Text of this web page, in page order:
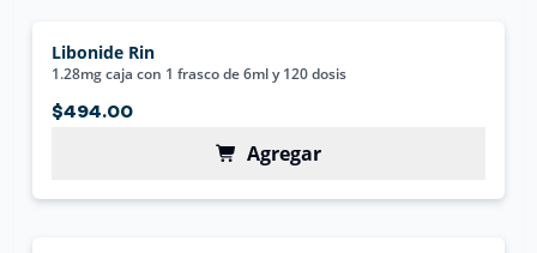
Libonide Rin
1.28mg caja con 1 frasco de 6ml y 120 dosis
$494.00
Agregar